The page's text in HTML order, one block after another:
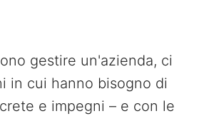
gestire un'azienda, ci
in cui hanno bisogno di
e impegni – e con le